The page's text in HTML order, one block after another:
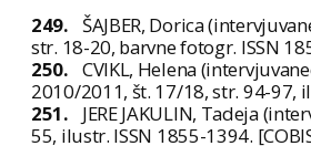
249. ŠAJBER, Dorica
str. 18-20, barvne fotogr. ISSN
250. CVIKL, Helena
2010/2011, št. 17/18, str. 94-97,
251.
JERE JAKULIN, Tadeja
55, ilustr. ISSN 1855-1394.